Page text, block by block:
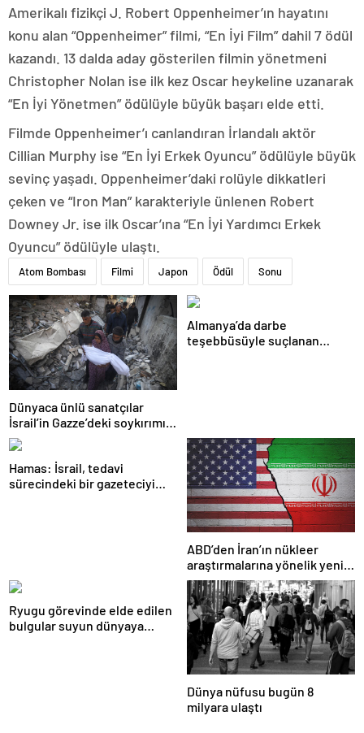
Amerikalı fizikçi J. Robert Oppenheimer’ın hayatını
konu alan “Oppenheimer” filmi, “En İyi Film” dahil 7 ödül
kazandı. 13 dalda aday gösterilen filmin yönetmeni
Christopher Nolan ise ilk kez Oscar heykeline uzanarak
“En İyi Yönetmen” ödülüyle büyük başarı elde etti.
Filmde Oppenheimer’ı canlandıran İrlandalı aktör
Cillian Murphy ise “En İyi Erkek Oyuncu” ödülüyle büyük
sevinç yaşadı. Oppenheimer’daki rolüyle dikkatleri
çeken ve “Iron Man” karakteriyle ünlenen Robert
Downey Jr. ise ilk Oscar’ına “En İyi Yardımcı Erkek
Oyuncu” ödülüyle ulaştı.
Atom Bombası Filmi Japon Ödül Sonu
Dünyaca ünlü sanatçılar
İsrail’in Gazze’deki soykırımını
kınadı
Almanya’da darbe
teşebbüsüyle suçlanan
Hamas: İsrail, tedavi
sürecindeki bir gazeteciyi
ABD’den İran’ın nükleer
araştırmalarına yönelik yeni
yaptırımlar
Ryugu görevinde elde edilen
bulgular suyun dünyaya
Dünya nüfusu bugün 8
milyara ulaştı